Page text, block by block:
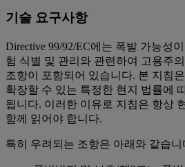
기술 요구사항
Directive 99/92/EC에는 폭발 가능성
험 식별 및 관리와 관련하여 고용주
조항이 포함되어 있습니다. 본 지침
확장할 수 있는 특정한 현지 법률에
됩니다. 이러한 이유로 지침은 항상
함께 읽어야 합니다.
특히 우려되는 조항은 아래와 같습니